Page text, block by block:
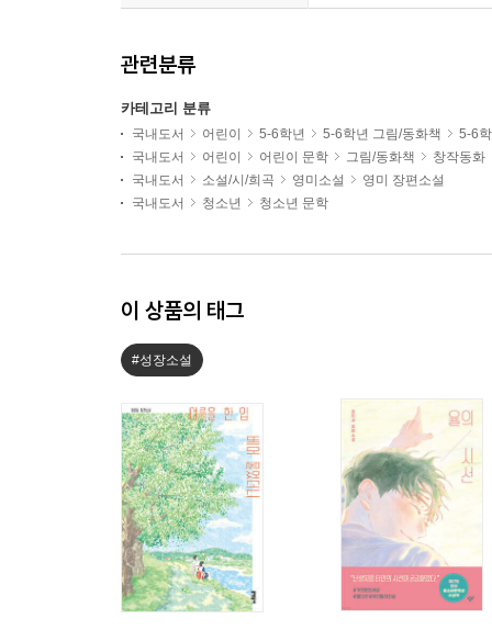
관련분류
카테고리 분류
국내도서 어린이 5-6학년 5-6학년 그림/동화책
5-6
국내도서
어린이 어린이 문학 그림/동화책
창작동화
국내도서
소설/시/희곡 영미소설
영미 장편소설
국내도서
청소년 청소년 문학
이 상품의 태그
#성장소설